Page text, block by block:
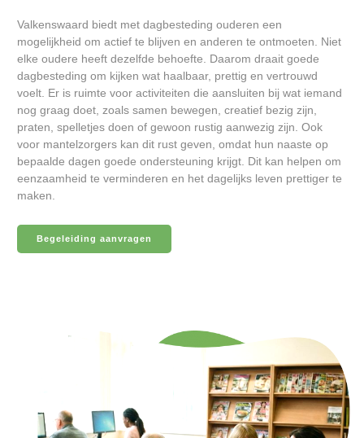
Valkenswaard biedt met dagbesteding ouderen een
mogelijkheid om actief te blijven en anderen te ontmoeten. Niet
elke oudere heeft dezelfde behoefte. Daarom draait goede
dagbesteding om kijken wat haalbaar, prettig en vertrouwd
voelt. Er is ruimte voor activiteiten die aansluiten bij wat iemand
nog graag doet, zoals samen bewegen, creatief bezig zijn,
praten, spelletjes doen of gewoon rustig aanwezig zijn. Ook
voor mantelzorgers kan dit rust geven, omdat hun naaste op
bepaalde dagen goede ondersteuning krijgt. Dit kan helpen om
eenzaamheid te verminderen en het dagelijks leven prettiger te
maken.
Begeleiding aanvragen